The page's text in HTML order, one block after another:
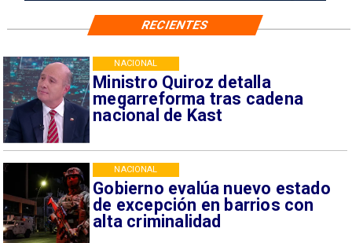
Ministro Quiroz detalla
megarreforma tras cadena
nacional de Kast
NACIONAL
Gobierno evalúa nuevo estado
de excepción en barrios con
alta criminalidad
NACIONAL
RECIENTES